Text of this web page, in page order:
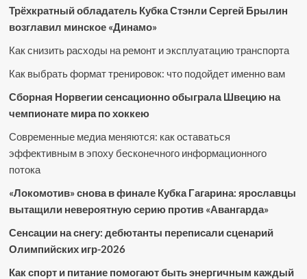
Трёхкратный обладатель Кубка Стэнли Сергей Брылин
возглавил минское «Динамо»
Как снизить расходы на ремонт и эксплуатацию транспорта
Как выбрать формат тренировок: что подойдет именно вам
Сборная Норвегии сенсационно обыграла Швецию на
чемпионате мира по хоккею
Современные медиа меняются: как оставаться
эффективным в эпоху бесконечного информационного
потока
«Локомотив» снова в финале Кубка Гагарина: ярославцы
вытащили невероятную серию против «Авангарда»
Сенсации на снегу: дебютанты переписали сценарий
Олимпийских игр-2026
Как спорт и питание помогают быть энергичным каждый